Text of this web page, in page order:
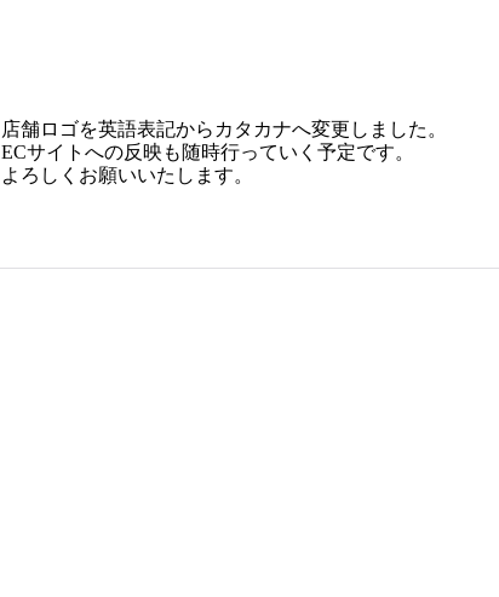
店舗ロゴを英語表記からカタカナへ変更しました。
ECサイトへの反映も随時行っていく予定です。
よろしくお願いいたします。